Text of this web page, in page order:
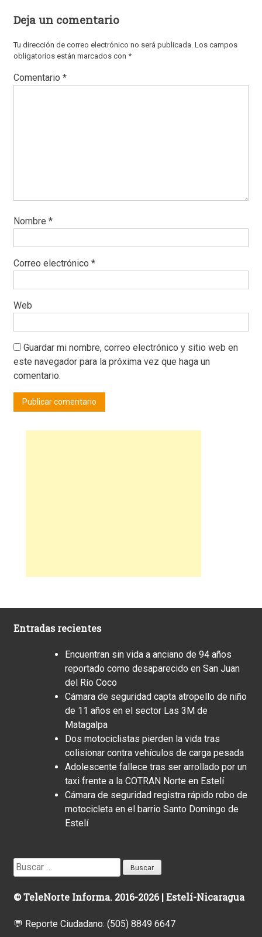
Deja un comentario
Tu dirección de correo electrónico no será publicada. Los campos
obligatorios están marcados con *
Comentario *
Nombre *
Correo electrónico *
Web
Guardar mi nombre, correo electrónico y sitio web en
este navegador para la próxima vez que haga un
comentario.
Entradas recientes
Encuentran sin vida a anciano de 94 años
reportado como desaparecido en San Juan
del Río Coco
Cámara de seguridad capta atropello de niño
de 11 años en el sector Las 3M de
Matagalpa
Dos motociclistas pierden la vida tras
colisionar contra vehículos de carga pesada
Adolescente fallece tras ser arrollado por un
taxi frente a la COTRAN Norte en Estelí
Cámara de seguridad registra rápido robo de
motocicleta en el barrio Santo Domingo de
Estelí
Buscar:
© TeleNorte Informa. 2016-2026 | Estelí-Nicaragua
💬 Reporte Ciudadano: (505) 8849 6647